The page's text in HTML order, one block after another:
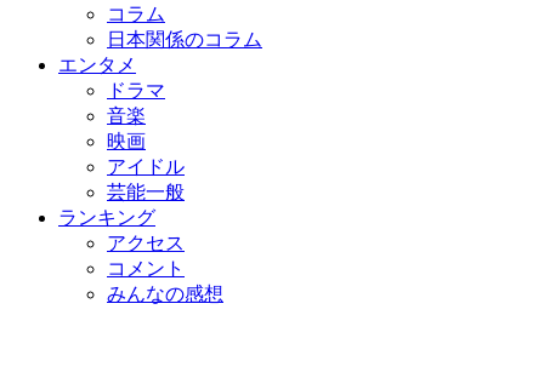
コラム
日本関係のコラム
エンタメ
ドラマ
音楽
映画
アイドル
芸能一般
ランキング
アクセス
コメント
みんなの感想